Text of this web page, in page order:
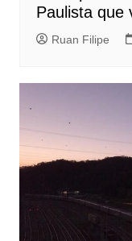
Paulista que
Ruan Filipe